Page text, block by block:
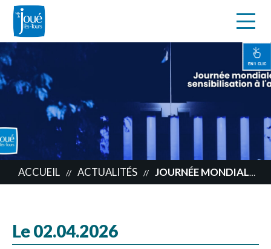
Aller
au
contenu
principal
EN 1 CLIC
ACCUEIL // ACTUALITÉS // JOURNÉE MONDIALE DE LA SENSIBILISATION À L’AUTISME, TOUS EN BLEU !
Le 02.04.2026